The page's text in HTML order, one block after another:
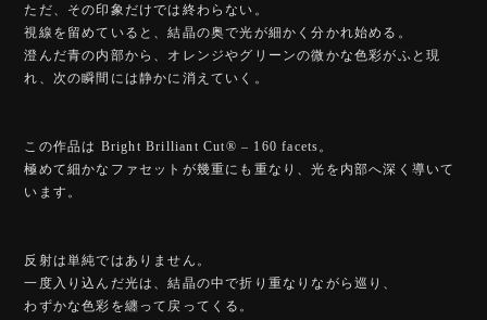
ただ、その印象だけでは終わらない。
視線を留めていると、結晶の奥で光が細かく分かれ始める。
澄んだ青の内部から、オレンジやグリーンの微かな色彩がふと現
れ、次の瞬間には静かに消えていく。
この作品は Bright Brilliant Cut®︎ – 160 facets。
極めて細かなファセットが幾重にも重なり、光を内部へ深く導いて
います。
反射は単純ではありません。
一度入り込んだ光は、結晶の中で折り重なりながら巡り、
わずかな色彩を纏って戻ってくる。